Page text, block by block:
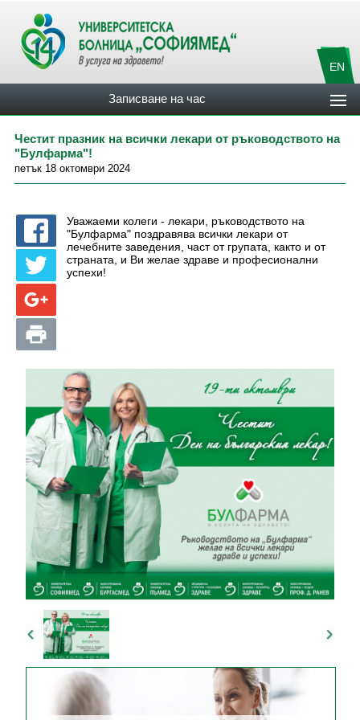
EN
Записване на час
Честит празник на всички лекари от ръководството на
"Булфарма"!
петък 18 октомври 2024
Уважаеми колеги - лекари, ръководството на
"Булфарма" поздравява всички лекари от
лечебните заведения, част от групата, както и от
страната, и Ви желае здраве и професионални
успехи!